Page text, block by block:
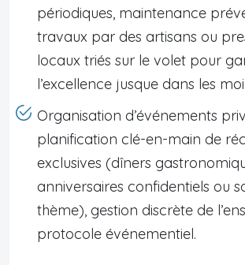
périodiques, maintenance
travaux par des artisans ou
locaux triés sur le volet pour
l’excellence jusque dans les
Organisation d’événements
planification clé-en-main de
exclusives (dîners
anniversaires confidentiels ou
thème), gestion discrète de
protocole événementiel.